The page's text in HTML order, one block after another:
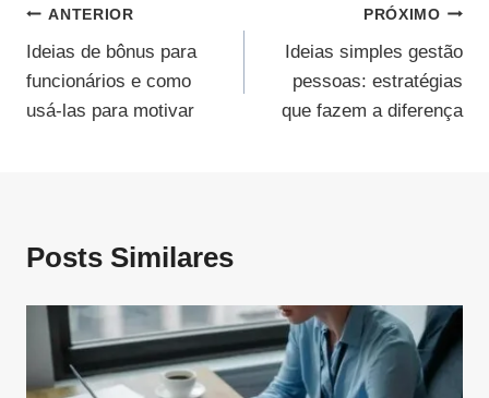
Navegação
De
Post
ANTERIOR
Ideias de bônus para
funcionários e como
usá-las para motivar
PRÓXIMO
Ideias simples gestão
pessoas: estratégias
que fazem a diferença
Posts Similares